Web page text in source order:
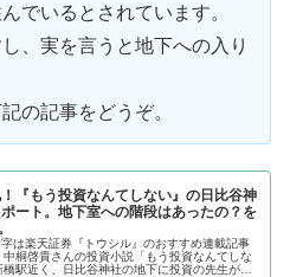
でいるとされています。
、実を言うと地下への入り
の記事をどうぞ。
『もう投資なんてしない』の日比谷神
ート。地下室への階段はあったの？を
は楽天証券『トウシル』のおすすめ連載記事
中桐啓貴さんの投資小説「もう投資なんてしな
駅近く、日比谷神社の地下に投資の先生がい